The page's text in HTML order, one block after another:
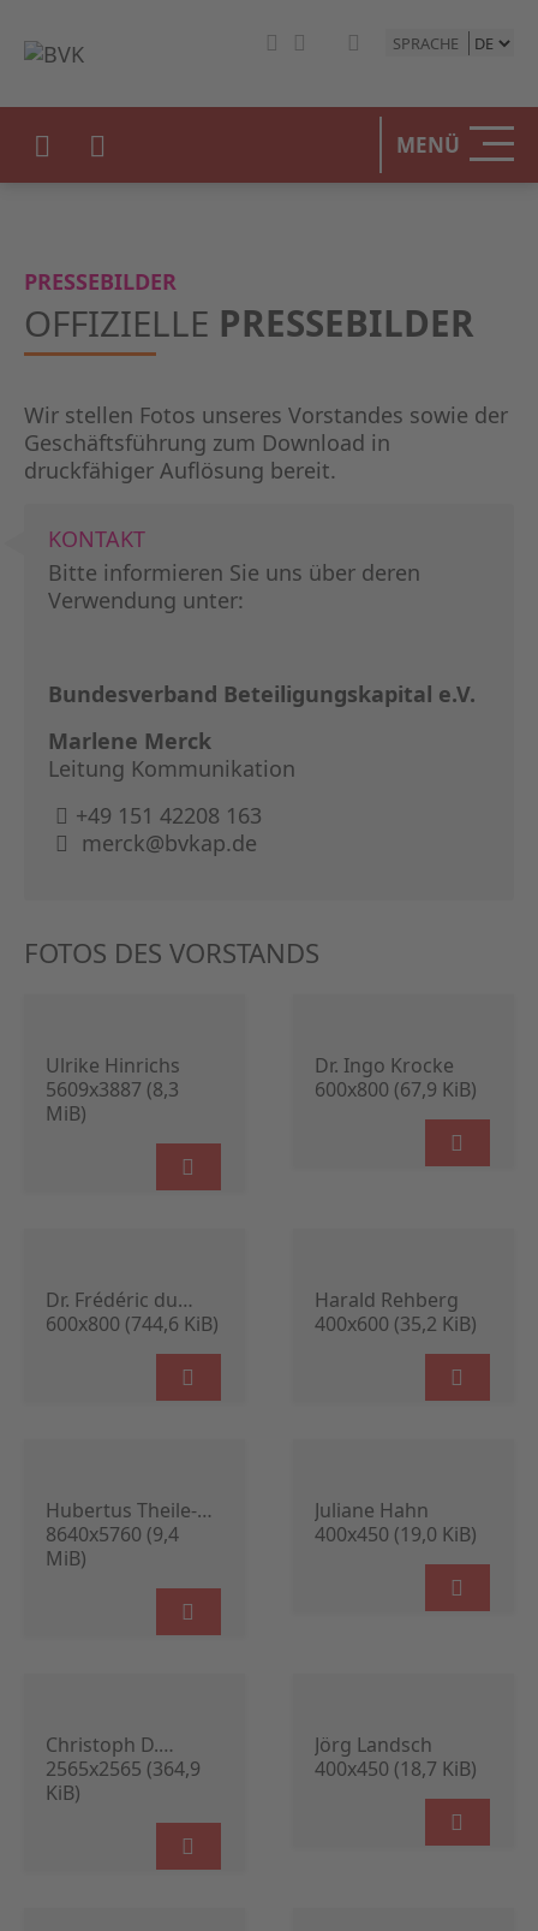
SPRACHE
MENÜ
PRESSEBILDER
OFFIZIELLE PRESSEBILDER
Wir stellen Fotos unseres Vorstandes sowie der
Geschäftsführung zum Download in
druckfähiger Auflösung bereit.
KONTAKT
Bitte informieren Sie uns über deren
Verwendung unter:
Bundesverband Beteiligungskapital e.V.
Marlene Merck
Leitung Kommunikation
+49 151 42208 163
merck@bvkap.de
FOTOS DES VORSTANDS
Ulrike Hinrichs
5609x3887 (8,3
MiB)
Dr. Ingo Krocke
600x800 (67,9 KiB)
Dr. Frédéric du
Bois-Reymond
600x800 (744,6 KiB)
Harald Rehberg
400x600 (35,2 KiB)
Hubertus Theile-
Ochel
8640x5760 (9,4
MiB)
Juliane Hahn
400x450 (19,0 KiB)
Christoph D.
Kauter
2565x2565 (364,9
KiB)
Jörg Landsch
400x450 (18,7 KiB)
DER